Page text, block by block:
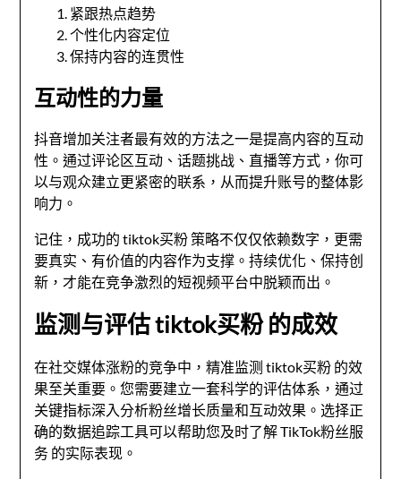
紧跟热点趋势
个性化内容定位
保持内容的连贯性
互动性的力量
抖音增加关注者最有效的方法之一是提高内容的互动
性。通过评论区互动、话题挑战、直播等方式，你可
以与观众建立更紧密的联系，从而提升账号的整体影
响力。
记住，成功的 tiktok买粉 策略不仅仅依赖数字，更需
要真实、有价值的内容作为支撑。持续优化、保持创
新，才能在竞争激烈的短视频平台中脱颖而出。
监测与评估 tiktok买粉 的成效
在社交媒体涨粉的竞争中，精准监测 tiktok买粉 的效
果至关重要。您需要建立一套科学的评估体系，通过
关键指标深入分析粉丝增长质量和互动效果。选择正
确的数据追踪工具可以帮助您及时了解 TikTok粉丝服
务 的实际表现。